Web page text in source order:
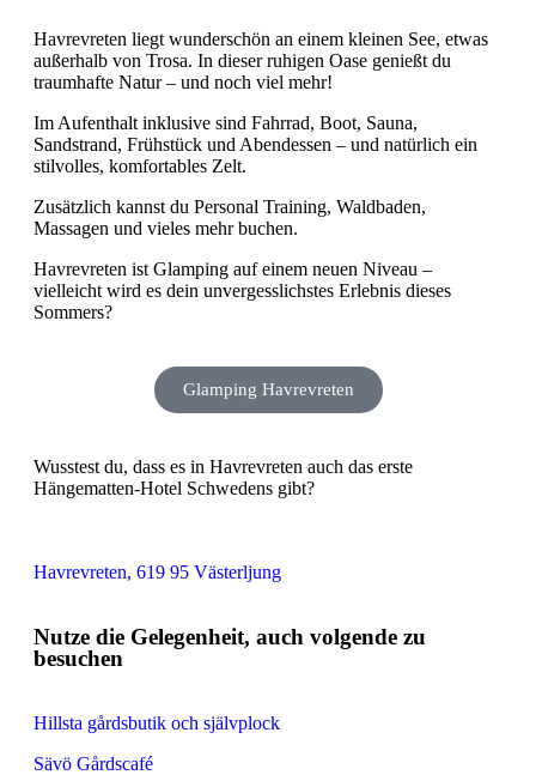
Havrevreten liegt wunderschön an einem kleinen See, etwas
außerhalb von Trosa. In dieser ruhigen Oase genießt du
traumhafte Natur – und noch viel mehr!
Im Aufenthalt inklusive sind Fahrrad, Boot, Sauna,
Sandstrand, Frühstück und Abendessen – und natürlich ein
stilvolles, komfortables Zelt.
Zusätzlich kannst du Personal Training, Waldbaden,
Massagen und vieles mehr buchen.
Havrevreten ist Glamping auf einem neuen Niveau –
vielleicht wird es dein unvergesslichstes Erlebnis dieses
Sommers?
Glamping Havrevreten
Wusstest du, dass es in Havrevreten auch das erste
Hängematten-Hotel Schwedens gibt?
Havrevreten, 619 95 Västerljung
Nutze die Gelegenheit, auch volgende zu
besuchen
Hillsta gårdsbutik och självplock
Sävö Gårdscafé